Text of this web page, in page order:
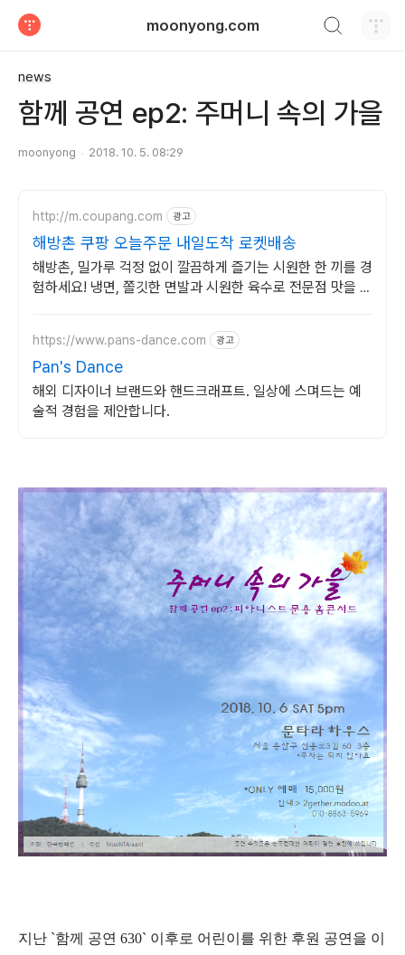
moonyong.com
news
함께 공연 ep2: 주머니 속의 가을
moonyong 2018. 10. 5. 08:29
http://m.coupang.com 광고
해방촌 쿠팡 오늘주문 내일도착 로켓배송
해방촌, 밀가루 걱정 없이 깔끔하게 즐기는 시원한 한 끼를 경
험하세요! 냉면, 쫄깃한 면발과 시원한 육수로 전문점 맛을 그
https://www.pans-dance.com 광고
Pan's Dance
해외 디자이너 브랜드와 핸드크래프트. 일상에 스며드는 예
술적 경험을 제안합니다.
지난 `함께 공연 630` 이후로 어린이를 위한 후원 공연을 이